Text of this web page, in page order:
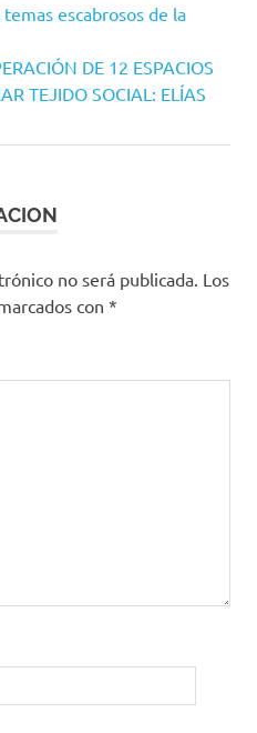
escabrosos de la
DE 12 ESPACIOS
TEJIDO SOCIAL: ELÍAS
no será publicada. Los
con *